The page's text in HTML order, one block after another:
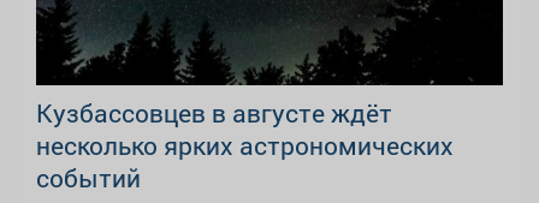
Кузбассовцев в августе ждёт
несколько ярких астрономических
событий